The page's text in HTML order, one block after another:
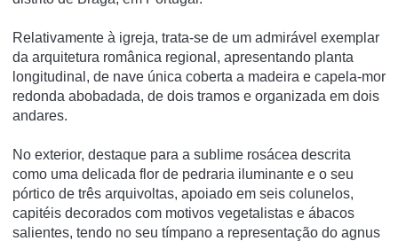
Relativamente à igreja, trata-se de um admirável exemplar
da arquitetura românica regional, apresentando planta
longitudinal, de nave única coberta a madeira e capela-mor
redonda abobadada, de dois tramos e organizada em dois
andares.
No exterior, destaque para a sublime rosácea descrita
como uma delicada flor de pedraria iluminante e o seu
pórtico de três arquivoltas, apoiado em seis colunelos,
capitéis decorados com motivos vegetalistas e ábacos
salientes, tendo no seu tímpano a representação do agnus